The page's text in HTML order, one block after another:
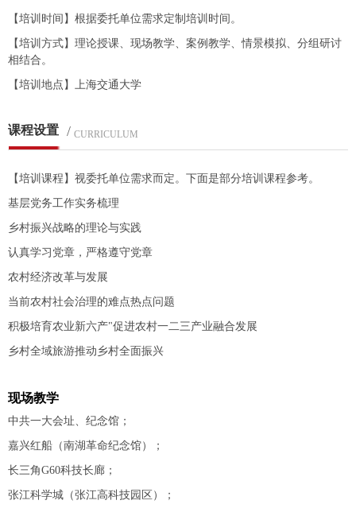
【培训时间】根据委托单位需求定制培训时间。
【培训方式】理论授课、现场教学、案例教学、情景模拟、分组研讨
相结合。
【培训地点】上海交通大学
课程设置 / CURRICULUM
【培训课程】视委托单位需求而定。下面是部分培训课程参考。
基层党务工作实务梳理
乡村振兴战略的理论与实践
认真学习党章，严格遵守党章
农村经济改革与发展
当前农村社会治理的难点热点问题
积极培育农业新六产"促进农村一二三产业融合发展
乡村全域旅游推动乡村全面振兴
现场教学
中共一大会址、纪念馆；
嘉兴红船（南湖革命纪念馆）；
长三角G60科技长廊；
张江科学城（张江高科技园区）；